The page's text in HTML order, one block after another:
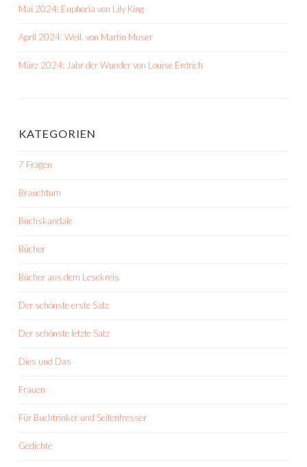
Mai 2024: Euphoria von Lily King
April 2024: Weil. von Martin Muser
März 2024: Jahr der Wunder von Louise Erdrich
KATEGORIEN
7 Fragen
Brauchtum
Buchskandale
Bücher
Bücher aus dem Lesekreis
Der schönste erste Satz
Der schönste letzte Satz
Dies und Das
Frauen
Für Buchtrinker und Seitenfresser
Gedichte